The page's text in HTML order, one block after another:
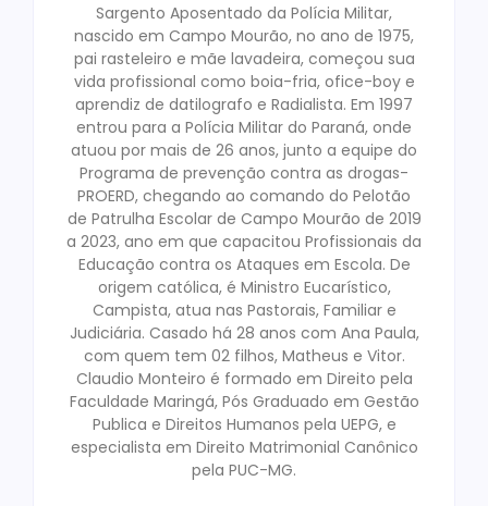
Sargento Aposentado da Polícia Militar,
nascido em Campo Mourão, no ano de 1975,
pai rasteleiro e mãe lavadeira, começou sua
vida profissional como boia-fria, ofice-boy e
aprendiz de datilografo e Radialista. Em 1997
entrou para a Polícia Militar do Paraná, onde
atuou por mais de 26 anos, junto a equipe do
Programa de prevenção contra as drogas-
PROERD, chegando ao comando do Pelotão
de Patrulha Escolar de Campo Mourão de 2019
a 2023, ano em que capacitou Profissionais da
Educação contra os Ataques em Escola. De
origem católica, é Ministro Eucarístico,
Campista, atua nas Pastorais, Familiar e
Judiciária. Casado há 28 anos com Ana Paula,
com quem tem 02 filhos, Matheus e Vitor.
Claudio Monteiro é formado em Direito pela
Faculdade Maringá, Pós Graduado em Gestão
Publica e Direitos Humanos pela UEPG, e
especialista em Direito Matrimonial Canônico
pela PUC-MG.